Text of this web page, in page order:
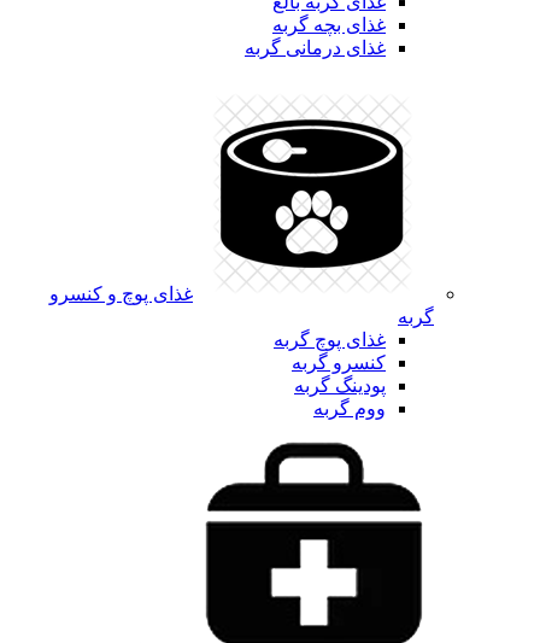
غذای بچه گربه
غذای درمانی گربه
غذای پوچ و کنسرو
گربه
غذای پوچ گربه
کنسرو گربه
پودینگ گربه
ووم گربه